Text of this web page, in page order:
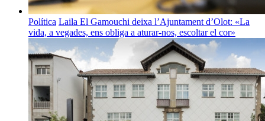
Política Laila El Gamouchi deixa l’Ajuntament d’Olot: «La
vida, a vegades, ens obliga a aturar-nos, escoltar el cor»